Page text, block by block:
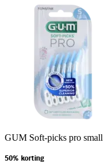
GUM Soft-picks pro small
50% korting